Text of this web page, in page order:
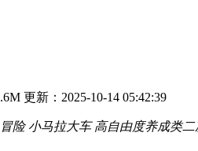
更新：2025-10-14 05:42:39
冒险 小马拉大车 高自由度养成类